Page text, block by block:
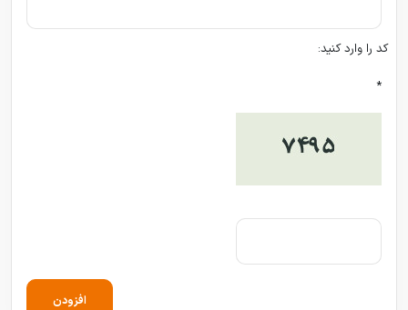
کد را وارد کنید:
*
افزودن